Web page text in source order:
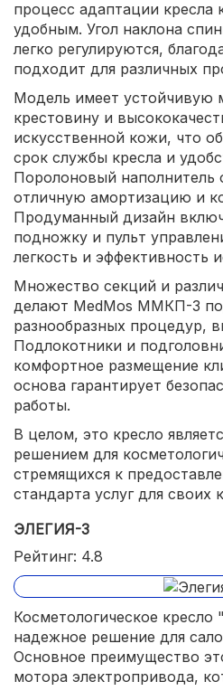
процесс адаптации кресла
удобным. Угол наклона
легко регулируются,
подходит для различных
Модель имеет устойчивую
крестовину и
искусственной кожи, что
срок службы кресла и
Поролоновый наполнитель
отличную амортизацию и
Продуманный дизайн
подножку и пульт
легкость и эффективность
Множество секций и
делают MedMos ММКП-3
разнообразных процедур,
Подлокотники и
комфортное размещение
основа гарантирует
работы.
В целом, это кресло
решением для
стремящихся к
стандарта услуг для своих
ЭЛЕГИЯ-3
Рейтинг: 4.8
Косметологическое
надежное решение для
Основное преимущество
мотора электропривода,